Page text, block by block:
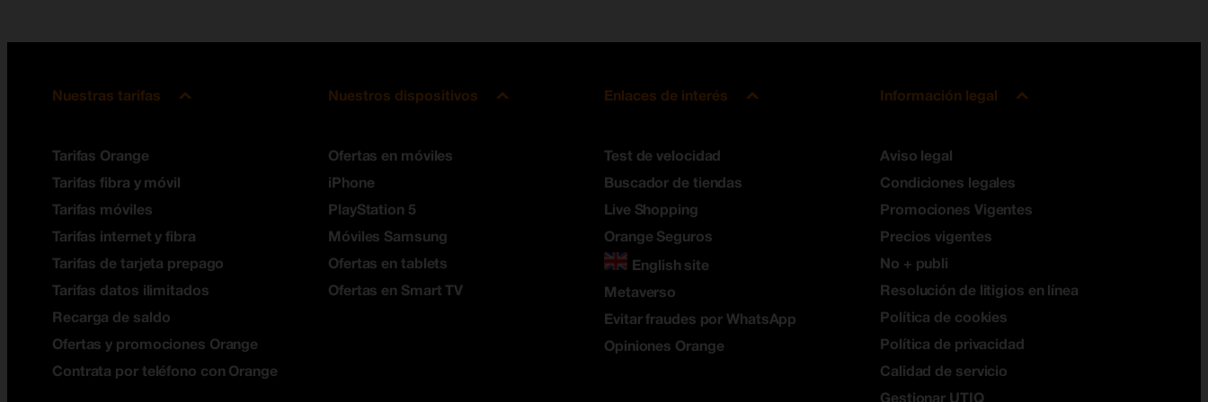
Nuestras tarifas
Tarifas Orange
Tarifas fibra y móvil
Tarifas móviles
Tarifas internet y fibra
Tarifas de tarjeta prepago
Tarifas datos ilimitados
Recarga de saldo
Ofertas y promociones Orange
Contrata por teléfono con Orange
Nuestros dispositivos
Ofertas en móviles
iPhone
PlayStation 5
Móviles Samsung
Ofertas en tablets
Ofertas en Smart TV
Enlaces de interés
Test de velocidad
Buscador de tiendas
Live Shopping
Orange Seguros
English site
Metaverso
Evitar fraudes por WhatsApp
Opiniones Orange
Información legal
Aviso legal
Condiciones legales
Promociones Vigentes
Precios vigentes
No + publi
Resolución de litigios en línea
Política de cookies
Política de privacidad
Calidad de servicio
Gestionar UTIQ